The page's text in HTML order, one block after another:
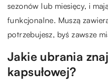
sezonów lub miesięcy, i
funkcjonalne. Muszą
potrzebujesz, byś zawsze
Jakie ubrania
kapsułowej?